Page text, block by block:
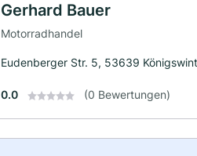
Gerhard Bauer
Motorradhandel
Eudenberger Str. 5, 53639
0.0 (0 Bewertungen)